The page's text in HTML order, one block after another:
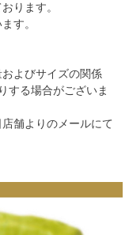
ります。
す。
よびサイズの関係
する場合がございま
舗よりのメールにて